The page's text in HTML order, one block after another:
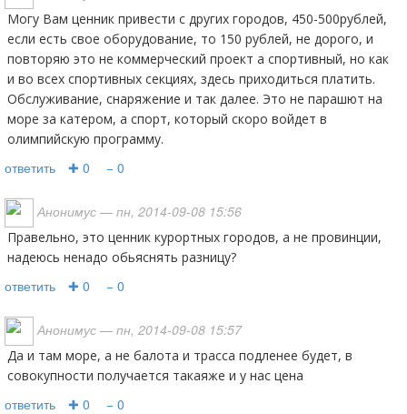
Могу Вам ценник привести с других городов, 450-500рублей,
если есть свое оборудование, то 150 рублей, не дорого, и
повторяю это не коммерческий проект а спортивный, но как
и во всех спортивных секциях, здесь приходиться платить.
Обслуживание, снаряжение и так далее. Это не парашют на
море за катером, а спорт, который скоро войдет в
олимпийскую программу.
ответить ✚ 0 − 0
Анонимус — пн, 2014-09-08 15:56
правельно, это ценник курортных городов, а не провинции,
надеюсь ненадо обьяснять разницу?
ответить ✚ 0 − 0
Анонимус — пн, 2014-09-08 15:57
да и там море, а не балота и трасса подленее будет, в
совокупности получается такаяже и у нас цена
ответить ✚ 0 − 0